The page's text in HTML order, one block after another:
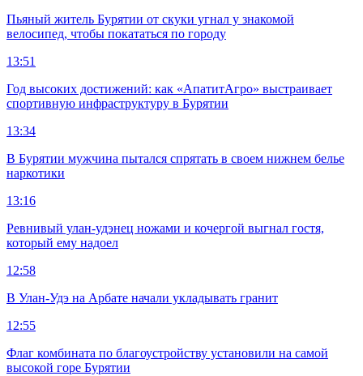
Пьяный житель Бурятии от скуки угнал у знакомой
велосипед, чтобы покататься по городу
13:51
Год высоких достижений: как «АпатитАгро» выстраивает
спортивную инфраструктуру в Бурятии
13:34
В Бурятии мужчина пытался спрятать в своем нижнем белье
наркотики
13:16
Ревнивый улан-удэнец ножами и кочергой выгнал гостя,
который ему надоел
12:58
В Улан-Удэ на Арбате начали укладывать гранит
12:55
Флаг комбината по благоустройству установили на самой
высокой горе Бурятии